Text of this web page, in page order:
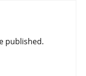
published.